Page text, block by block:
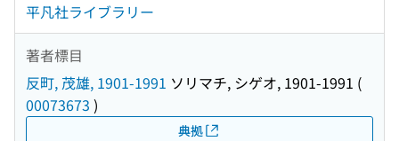
平凡社ライブラリー
著者標目
反町, 茂雄, 1901-1991 ソリマチ, シゲオ, 1901-1991 (
00073673 )
典拠